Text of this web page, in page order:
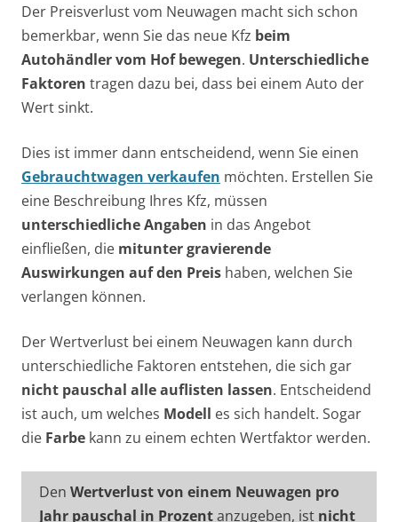
Der Preisverlust vom Neuwagen macht sich schon
bemerkbar, wenn Sie das neue Kfz beim
Autohändler vom Hof bewegen. Unterschiedliche
Faktoren tragen dazu bei, dass bei einem Auto der
Wert sinkt.
Dies ist immer dann entscheidend, wenn Sie einen
Gebrauchtwagen verkaufen möchten. Erstellen Sie
eine Beschreibung Ihres Kfz, müssen
unterschiedliche Angaben in das Angebot
einfließen, die mitunter gravierende
Auswirkungen auf den Preis haben, welchen Sie
verlangen können.
Der Wertverlust bei einem Neuwagen kann durch
unterschiedliche Faktoren entstehen, die sich gar
nicht pauschal alle auflisten lassen. Entscheidend
ist auch, um welches Modell es sich handelt. Sogar
die Farbe kann zu einem echten Wertfaktor werden.
Den Wertverlust von einem Neuwagen pro
Jahr pauschal in Prozentanzugeben, ist nicht